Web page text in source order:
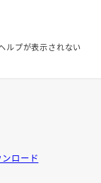
ルプが表示されない
ロード